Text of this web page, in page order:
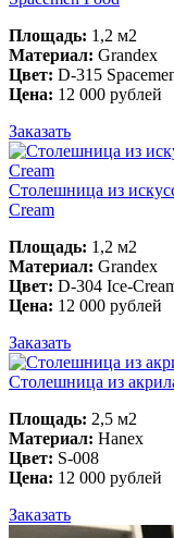
Площадь: 1,2 м2
Материал: Grandex
Цвет: D-315
Цена: 12 000 рублей
Заказать
Столешница из
Cream
Площадь: 1,2 м2
Материал: Grandex
Цвет: D-304 Ice-
Цена: 12 000 рублей
Заказать
Столешница из
Площадь: 2,5 м2
Материал: Hanex
Цвет: S-008
Цена: 12 000 рублей
Заказать